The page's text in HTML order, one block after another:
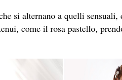
si alternano a quelli sensuali,
come il rosa pastello,